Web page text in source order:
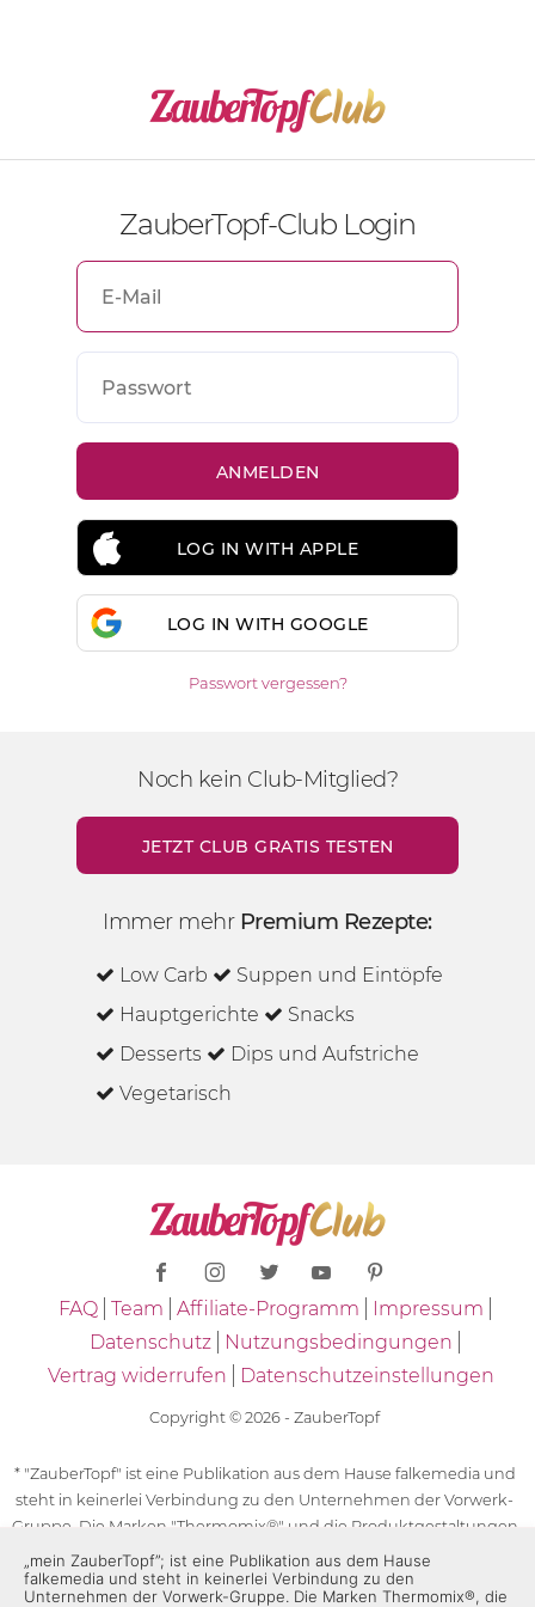
ZauberTopf-Club Login
LOG IN WITH APPLE
LOG IN WITH GOOGLE
Passwort vergessen?
Noch kein Club-Mitglied?
JETZT CLUB GRATIS TESTEN
Immer mehr Premium Rezepte:
Low Carb
Suppen und Eintöpfe
Hauptgerichte
Snacks
Desserts
Dips und Aufstriche
Vegetarisch
FAQ Team Affiliate-Programm
Impressum
Datenschutz
Nutzungsbedingungen
Vertrag widerrufen
Datenschutzeinstellungen
Copyright © 2026 - ZauberTopf
* "ZauberTopf" ist eine Publikation aus dem Hause falkemedia und
steht in keinerlei Verbindung zu den Unternehmen der Vorwerk-
Gruppe. Die Marken "Thermomix®" und die Produktgestaltungen
des "Thermomix®" sind eingetragene Marken der Unternehmen
der Vorwerk-Gruppe. Die Marken Thermomix®, die Zeichen TM5®,
„mein ZauberTopf”; ist eine Publikation aus dem Hause
falkemedia und steht in keinerlei Verbindung zu den
Unternehmen der Vorwerk-Gruppe. Die Marken Thermomix®, die